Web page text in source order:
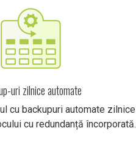
uri zilnice automate
cu backupuri automate zilnice
cu redundanță încorporată.